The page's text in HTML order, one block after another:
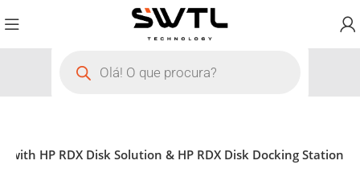
HP RDX Disk Solution & HP RDX Disk Docking Station